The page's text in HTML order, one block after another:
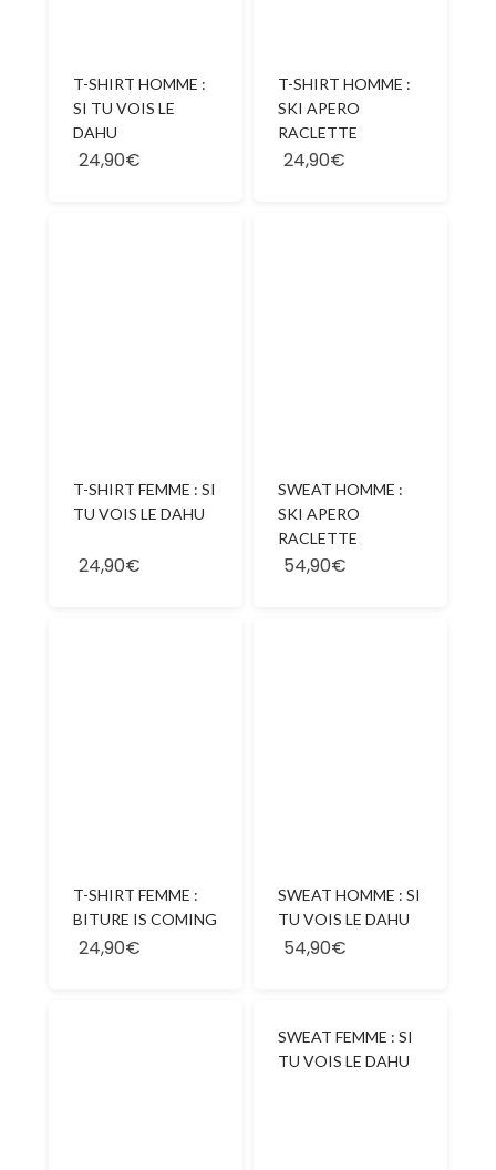
T-SHIRT HOMME :
SI TU VOIS LE
DAHU
24,90€
T-SHIRT HOMME :
SKI APERO
RACLETTE
24,90€
T-SHIRT FEMME : SI
TU VOIS LE DAHU
24,90€
SWEAT HOMME :
SKI APERO
RACLETTE
54,90€
T-SHIRT FEMME :
BITURE IS COMING
24,90€
SWEAT HOMME : SI
TU VOIS LE DAHU
54,90€
SWEAT FEMME : SI
TU VOIS LE DAHU